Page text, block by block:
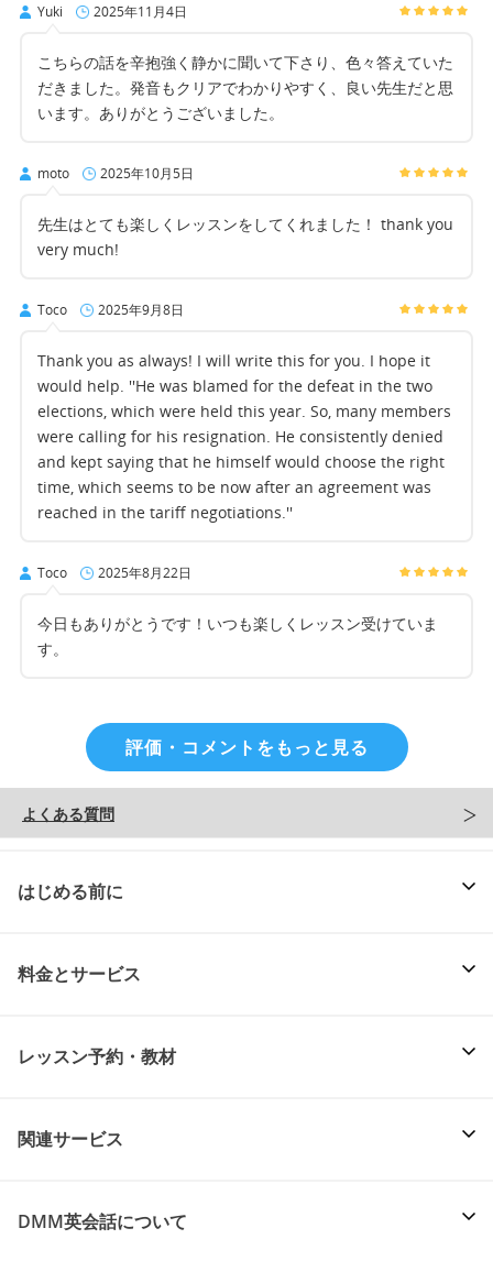
Yuki 2025年11月4日
こちらの話を辛抱強く静かに聞いて下さり、色々答えていた
だきました。発音もクリアでわかりやすく、良い先生だと思
います。ありがとうございました。
moto 2025年10月5日
先生はとても楽しくレッスンをしてくれました！ thank you
very much!
Toco 2025年9月8日
Thank you as always! I will write this for you. I hope it
would help. ''He was blamed for the defeat in the two
elections, which were held this year. So, many members
were calling for his resignation. He consistently denied
and kept saying that he himself would choose the right
time, which seems to be now after an agreement was
reached in the tariff negotiations.''
Toco 2025年8月22日
今日もありがとうです！いつも楽しくレッスン受けていま
す。
評価・コメントをもっと見る
よくある質問
はじめる前に
料金とサービス
レッスン予約・教材
関連サービス
DMM英会話について